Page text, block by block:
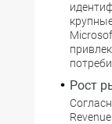
Рост